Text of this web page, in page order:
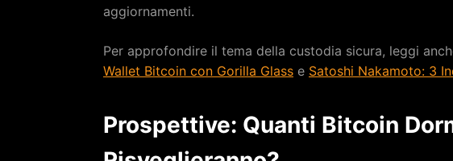
aggiornamenti.
Per approfondire il tema della custodia sicura, leggi
Wallet Bitcoin con Gorilla Glass e Satoshi Nakamoto: 3
Prospettive: Quanti Bitcoin